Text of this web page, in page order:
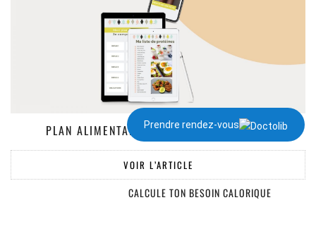
Prendre rendez-vous
PLAN ALIMENTAIRE DE 1300 À 2000 KCAL
VOIR L’ARTICLE
CALCULE TON BESOIN CALORIQUE